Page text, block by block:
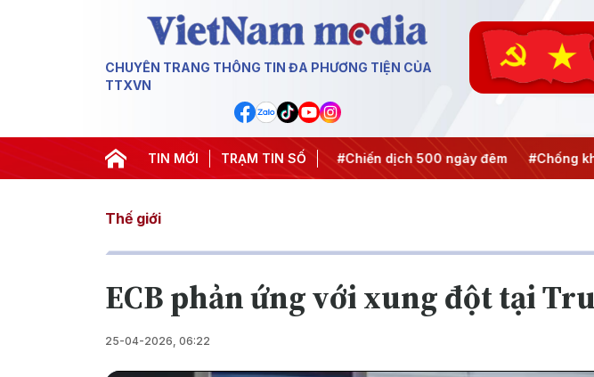
CHUYÊN TRANG THÔNG TIN ĐA PHƯƠNG TIỆN CỦA
TTXVN
TIN MỚI TRẠM TIN SỐ
#Đưa Nghị quyết thành hành động #Chiến dịch 500 ngày đêm #Chống
Thế giới
ECB phản ứng với xung đột tại
25-04-2026, 06:22